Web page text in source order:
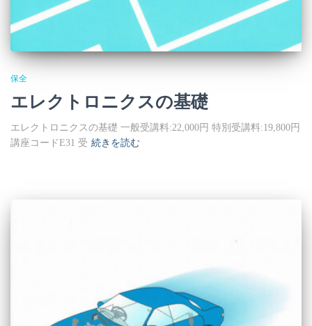
保全
エレクトロニクスの基礎
エレクトロニクスの基礎 一般受講料:22,000円 特別受講料:19,800円
講座コードE31 受 続きを読む